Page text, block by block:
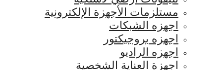
مستلزمات الأجهزة الإلكترونية
اجهزه الشبكات
اجهزه بروجيكتور
اجهزه الراديو
اجهزة العناية الشخصية